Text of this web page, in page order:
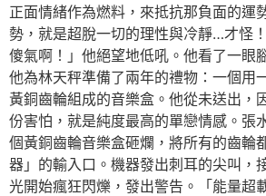
正面情緒作為燃料，來抵抗那負面的運
勢，就是超脫一切的理性與冷靜…才怪
傻氣啊！」他絕望地低吼。他看了一眼
他為林天秤準備了兩年的禮物：一個用
黃銅齒輪組成的音樂盒。他從未送出，
份害怕，就是純度最高的單戀情感。張
個黃銅齒輪音樂盒砸爛，將所有的齒輪
器」的輸入口。機器發出刺耳的尖叫，
光開始瘋狂閃爍，發出警告。「能量超